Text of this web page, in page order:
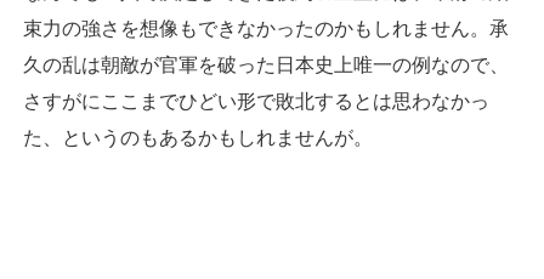
束力の強さを想像もできなかったのかもしれません。承
久の乱は朝敵が官軍を破った日本史上唯一の例なので、
さすがにここまでひどい形で敗北するとは思わなかっ
た、というのもあるかもしれませんが。